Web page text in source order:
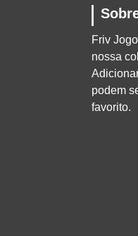
Friv
nossa
podem
favorito.